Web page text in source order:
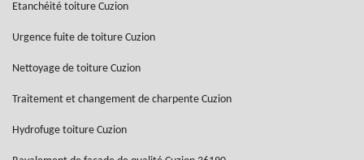
Etanchéité toiture Cuzion
Urgence fuite de toiture Cuzion
Nettoyage de toiture Cuzion
Traitement et changement de charpente Cuzion
Hydrofuge toiture Cuzion